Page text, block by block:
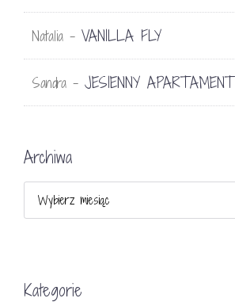
Natalia - VANILLA FLY
Sandra - JESIENNY APARTAMENT
Archiwa
Kategorie